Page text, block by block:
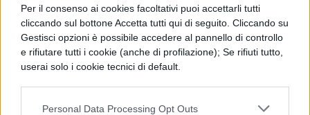
Per il consenso ai cookies facoltativi puoi accettarli tutti
cliccando sul bottone Accetta tutti qui di seguito. Cliccando su
Gestisci opzioni è possibile accedere al pannello di controllo
e rifiutare tutti i cookie (anche di profilazione); Se rifiuti tutto,
userai solo i cookie tecnici di default.
Personal Data Processing Opt Outs
icristianicostituiscono sempre la
maggioranza, con il 53,5% del totale, seguiti
dallacomunità ortodossacon il 29,9% e, a